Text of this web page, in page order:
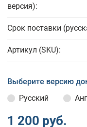
версия):
Срок поставки
Артикул (SKU):
Выберите версию
Русский
1 200 руб.